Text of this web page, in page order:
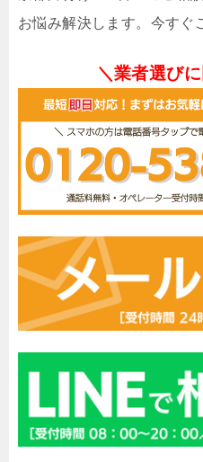
お悩み解決します。今すぐ
＼業者選び